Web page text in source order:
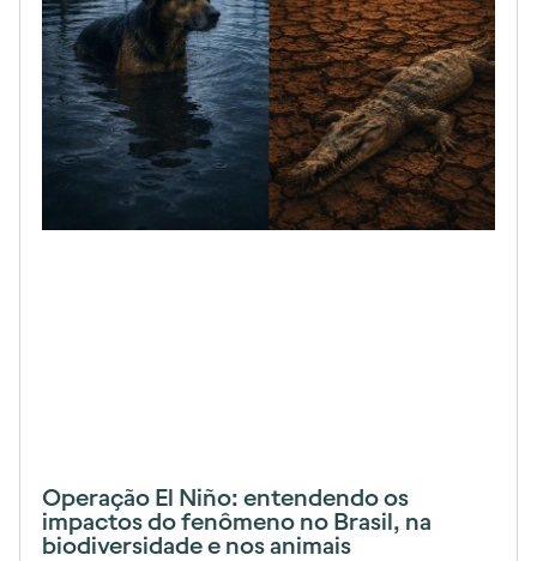
Operação El Niño: entendendo os
impactos do fenômeno no Brasil, na
biodiversidade e nos animais